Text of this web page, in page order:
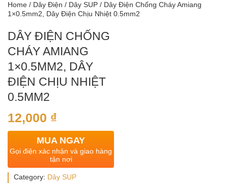
Home / Dây Điện / Dây SUP / Dây Điện Chống Cháy Amiang
1×0.5mm2, Dây Điện Chịu Nhiệt 0.5mm2
DÂY ĐIỆN CHỐNG
CHÁY AMIANG
1×0.5MM2, DÂY
ĐIỆN CHỊU NHIỆT
0.5MM2
12,000 ₫
MUA NGAY
Gọi điện xác nhận và giao hàng
tận nơi
Category: Dây SUP